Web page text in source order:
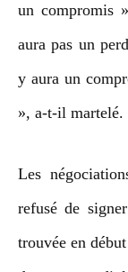
un compromis
aura pas un
y aura un
», a-t-il martelé.
Les
refusé de
trouvée en